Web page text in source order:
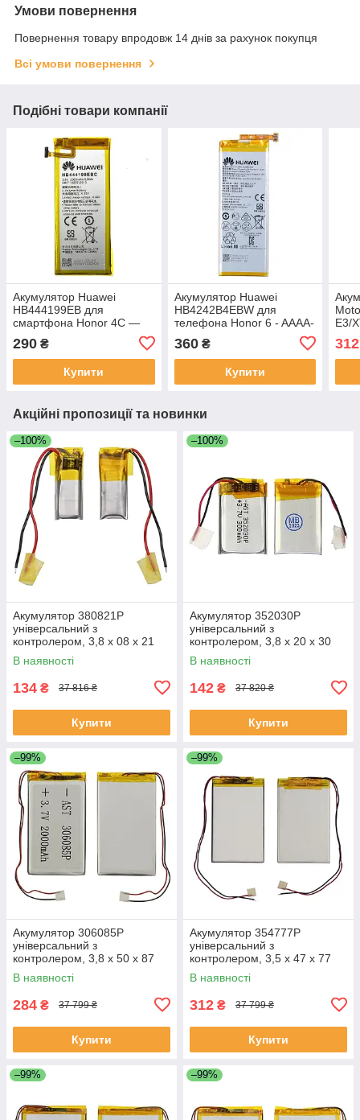
Умови повернення
Повернення товару впродовж 14 днів за рахунок покупця
Всі умови повернення
Подібні товари компанії
Акумулятор Huawei
HB444199EB для
смартфона Honor 4C —
290 ₴
Купити
Акумулятор Huawei
HB4242B4EBW для
телефона Honor 6 - AAAA-
360₴
Купити
E3/
312
Акційні пропозиції та новинки
–100%
Акумулятор 380821P
універсальний з
контролером, 3,8 х 08 х 21
мм (35 mAh)/ для TWS
навушників, bluetooth
В наявності
134 ₴ 37 816 ₴
Купити
–100%
Акумулятор 352030P
універсальний з
контролером, 3,8 х 20 х 30
мм (250 mAh)/ для TWS
навушників, bluetooth
В наявності
142 ₴ 37 820 ₴
Купити
–99%
Акумулятор 306085P
універсальний з
контролером, 3,8 х 50 х 87
мм (1100 mAh)/ для
смартфона, планшета
В наявності
284 ₴ 37 799 ₴
Купити
–99%
Акумулятор 354777P
універсальний з
контролером, 3,5 х 47 х 77
мм (1350 mAh)/ для
смартфона, планшета
В наявності
312 ₴ 37 799 ₴
Купити
–99% –99%